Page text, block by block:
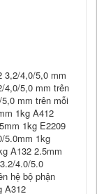
3,2/4,0/5,0 mm
4,0/5,0 mm trên
mm trên mỗi
1kg A412
1kg E2209
5.0mm 1kg
A132 2.5mm
4.0/5.0
hệ bộ phận
A312